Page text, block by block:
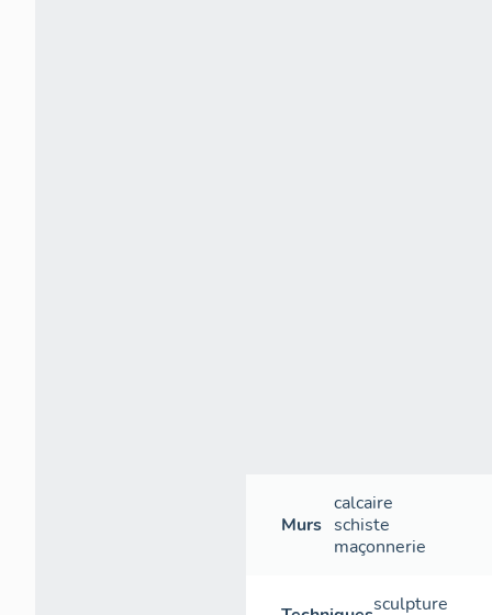
Murs
calcaire
schiste
maçonnerie
sculpture